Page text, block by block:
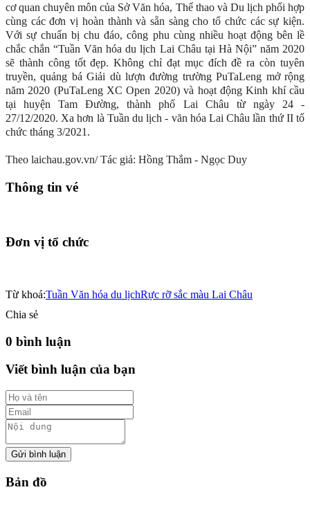
cơ quan chuyên môn của Sở Văn hóa, Thể thao và Du lịch phối hợp
cùng các đơn vị hoàn thành và sẵn sàng cho tổ chức các sự kiện.
Với sự chuẩn bị chu đáo, công phu cùng nhiều hoạt động bên lề
chắc chắn “Tuần Văn hóa du lịch Lai Châu tại Hà Nội” năm 2020
sẽ thành công tốt đẹp. Không chỉ đạt mục đích đề ra còn tuyên
truyền, quảng bá Giải dù lượn đường trường PuTaLeng mở rộng
năm 2020 (PuTaLeng XC Open 2020) và hoạt động Kinh khí cầu
tại huyện Tam Đường, thành phố Lai Châu từ ngày 24 -
27/12/2020. Xa hơn là Tuần du lịch - văn hóa Lai Châu lần thứ II tổ
chức tháng 3/2021.
Theo laichau.gov.vn/ Tác giả: Hồng Thắm - Ngọc Duy
Thông tin vé
Đơn vị tổ chức
Từ khoá:Tuần Văn hóa du lịchRực rỡ sắc màu Lai Châu
Chia sẻ
0 bình luận
Viết bình luận của bạn
Gửi bình luận
Bản đồ